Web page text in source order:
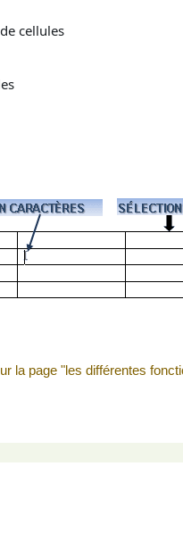
cellules
la page "les différentes